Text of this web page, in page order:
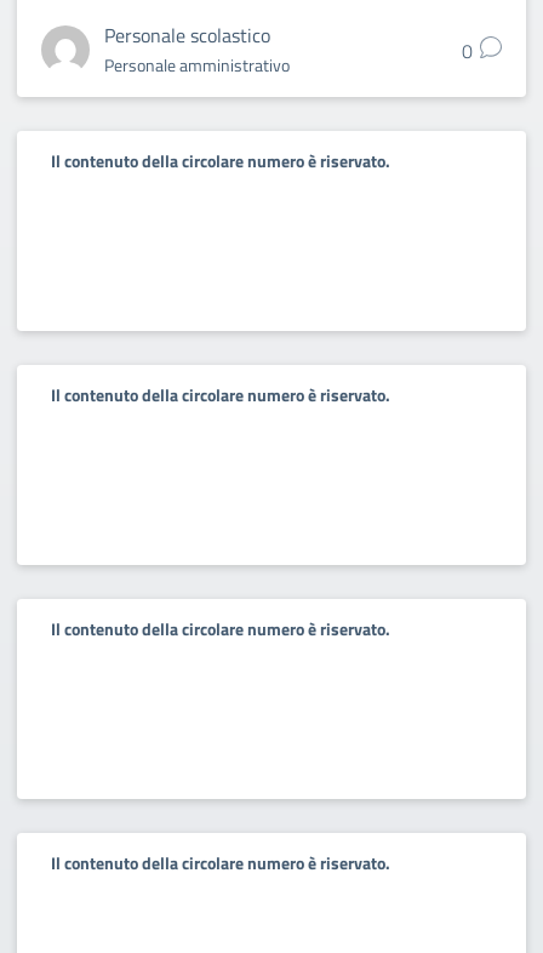
Personale scolastico
Personale amministrativo 0
Il contenuto della circolare numero è riservato.
Il contenuto della circolare numero è riservato.
Il contenuto della circolare numero è riservato.
Il contenuto della circolare numero è riservato.